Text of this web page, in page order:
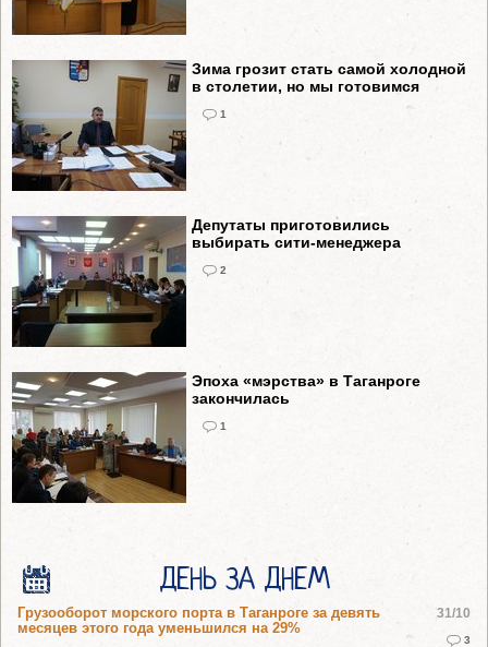
Зима грозит стать самой холодной
в столетии, но мы готовимся
1
Депутаты приготовились
выбирать сити-менеджера
2
Эпоха «мэрства» в Таганроге
закончилась
1
ДЕНЬ ЗА ДНЕМ
31/10
3
Грузооборот морского порта в Таганроге за девять
месяцев этого года уменьшился на 29%